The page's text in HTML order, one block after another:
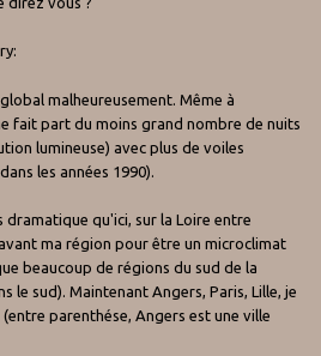
malheureusement. Même à
fait part du moins grand nombre de nuits
lumineuse) avec plus de voiles
les années 1990).
qu'ici, sur la Loire entre
ma région pour être un microclimat
beaucoup de régions du sud de la
le sud). Maintenant Angers, Paris, Lille, je
parenthése, Angers est une ville